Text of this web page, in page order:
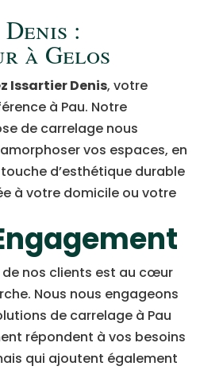
:
à Gelos
Issartier Denis, votre
à Pau. Notre
de carrelage nous
vos espaces, en
d’esthétique durable
à votre domicile ou votre
nos clients est au cœur
Nous nous engageons
de carrelage à Pau
répondent à vos besoins
qui ajoutent également